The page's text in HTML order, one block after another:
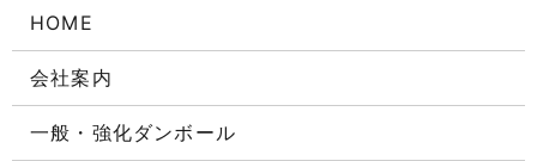
HOME
会社案内
一般・強化ダンボール